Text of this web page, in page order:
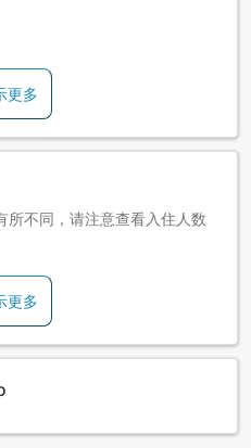
更多
所不同，请注意查看入住人数
更多